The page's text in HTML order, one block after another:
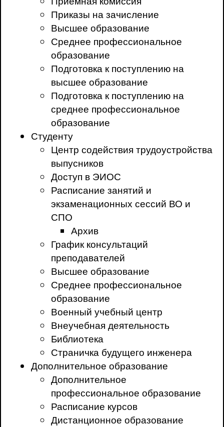
Приказы на зачисление
Высшее образование
Среднее профессиональное
образование
Подготовка к поступлению на
высшее образование
Подготовка к поступлению на
среднее профессиональное
образование
Студенту
Центр содействия трудоустройства
выпусников
Доступ в ЭИОС
Расписание занятий и
экзаменационных сессий ВО и
СПО
Архив
График консультаций
преподавателей
Высшее образование
Среднее профессиональное
образование
Военный учебный центр
Внеучебная деятельность
Библиотека
Страничка будущего инженера
Дополнительное образование
Дополнительное
профессиональное образование
Расписание курсов
Дистанционное образование